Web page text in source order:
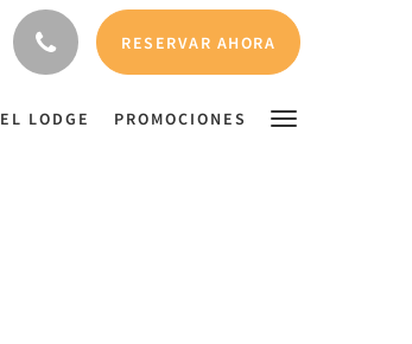
RESERVAR AHORA
EL LODGE PROMOCIONES